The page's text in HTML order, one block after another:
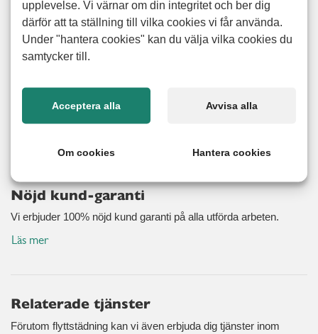
flyttstädningen bli noggrant och professionellt utförd. När
du anlitar oss kan du känna dig trygg med att vi tar fullt
ansvar för hela processen och ser till att din bostad
har du viktigare saker för dig än rengöring av kakel och att
skura toaletter? Vi hjälper dig från början till slut och ser
förstås till att erbjuda dig ett fördelaktigt pris på ditt
Nöjd kund-garanti
Vi erbjuder 100% nöjd kund garanti på alla utförda arbeten.
Läs mer
Relaterade tjänster
Förutom flyttstädning kan vi även erbjuda dig tjänster inom
upplevelse. Vi värnar om din integritet och ber dig
därför att ta ställning till vilka cookies vi får använda.
Under "hantera cookies" kan du välja vilka cookies du
samtycker till.
Acceptera alla Avvisa alla
Om cookies Hantera cookies